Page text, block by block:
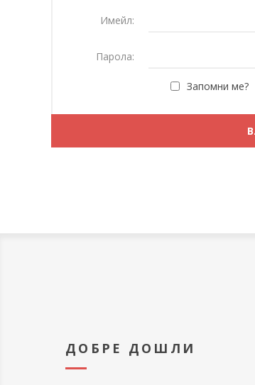
Имейл:
Парола:
Запомни ме?
ДОБРЕ ДОШЛИ